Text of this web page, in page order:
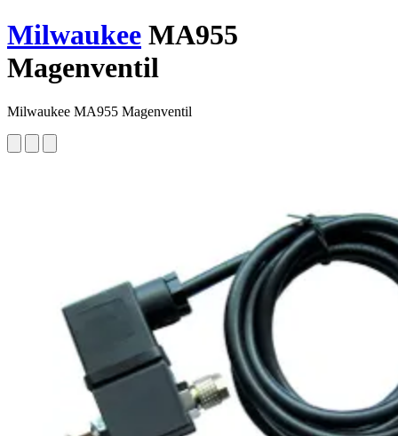
Milwaukee MA955
Magenventil
Milwaukee MA955 Magenventil